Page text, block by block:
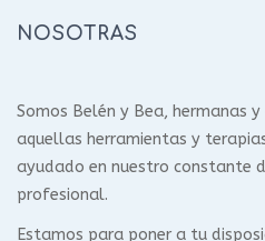
NOSOTRAS
Somos Belén y Bea, hermanas
aquellas herramientas y
ayudado en nuestro constante
profesional.
Estamos para poner a tu